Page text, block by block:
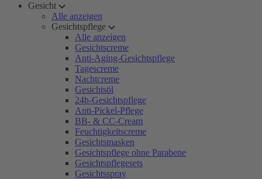
Gesicht
Alle anzeigen
Gesichtspflege
Alle anzeigen
Gesichtscreme
Anti-Aging-Gesichtspflege
Tagescreme
Nachtcreme
Gesichtsöl
24h-Gesichtspflege
Anti-Pickel-Pflege
BB- & CC-Cream
Feuchtigkeitscreme
Gesichtsmasken
Gesichtspflege ohne Parabene
Gesichtspflegesets
Gesichtsspray